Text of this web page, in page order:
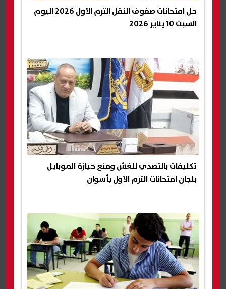
حل امتحانات صفوف النقل الترم الأول 2026 اليوم
السبت 10 يناير 2026
تكليفات بالتصدي للغش ومنع حيازة الموبايل
بلجان امتحانات الترم الأول بأسوان